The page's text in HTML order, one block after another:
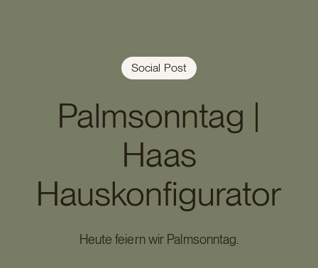
Social Post
Palmsonntag |
Haas
Hauskonfigurator
Heute feiern wir Palmsonntag.